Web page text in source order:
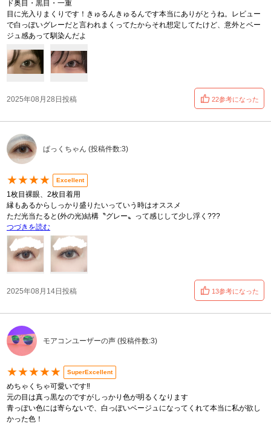
ド奥目・黒目・一重
目に光入りまくりです！きゅるんきゅるんです本当にありがとうね。レビュー
で白っぽいグレーだと言われまくってたからそれ想定してたけど、意外とベー
ジュ感あって馴染んだよ
2025年08月28日投稿 22参考になった
ぱっくちゃん (投稿件数:3)
★★★★ Excellent
1枚目裸眼、2枚目着用
縁もあるからしっかり盛りたいっていう時はオススメ
ただ光当たると(外の光)結構〝グレー〟って感じして少し浮く???
つづきを読む
2025年08月14日投稿 13参考になった
モアコンユーザーの声 (投稿件数:3)
★★★★★ SuperExcellent
めちゃくちゃ可愛いです‼️
元の目は真っ黒なのですがしっかり色が明るくなります
青っぽい色には寄らないで、白っぽいベージュになってくれて本当に私が欲し
かった色！